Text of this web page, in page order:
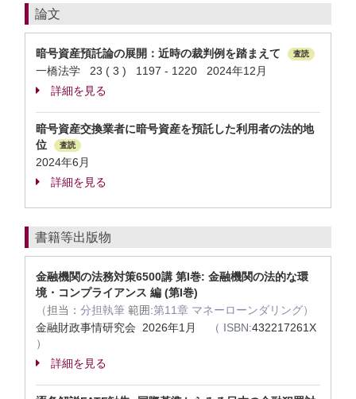
論文
暗号資産預託論の展開：近時の裁判例を踏まえて 査読
一橋法学 23 ( 3 ) 1197 - 1220 2024年12月
詳細を見る
暗号資産交換業者に暗号資産を預託した利用者の法的地
位
査読
2024年6月
詳細を見る
書籍等出版物
金融機関の法務対策6500講 第I巻: 金融機関の法的な環
境・コンプライアンス 編 (第I巻)
（担当： 分担執筆 範囲:第11章 マネーローンダリング）
金融財政事情研究会 2026年1月
（ ISBN:432217261X
）
詳細を見る